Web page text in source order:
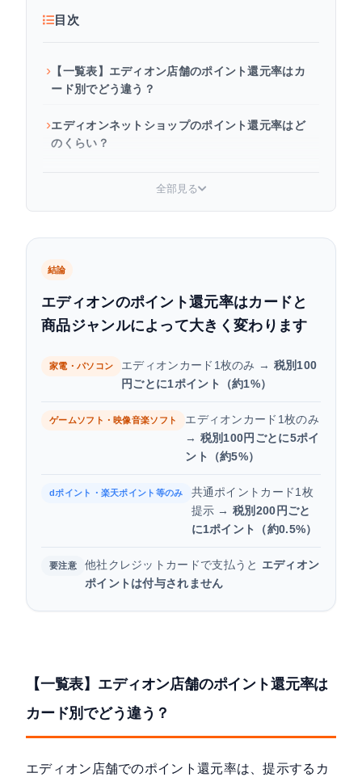
目次
【一覧表】エディオン店舗のポイント還元率はカ
ード別でどう違う？
エディオンネットショップのポイント還元率はど
のくらい？
エディオンで買う前に価格推移もチェックしよう
まとめ：エディオンのポイント還元率を整理しよ
全部見る
結論
エディオンのポイント還元率はカードと
商品ジャンルによって大きく変わります
家電・パソコン エディオンカード1枚のみ → 税別100
円ごとに1ポイント（約1%）
ゲームソフト・映像音楽ソフト
エディオンカード1枚のみ
→ 税別100円ごとに5ポイ
ント（約5%）
dポイント・楽天ポイント等のみ
共通ポイントカード1枚
提示 →税別200円ごと
に1ポイント（約0.5%）
要注意 他社クレジットカードで支払うと エディオン
ポイントは付与されません
【一覧表】エディオン店舗のポイント還元率は
カード別でどう違う？
エディオン店舗でのポイント還元率は、提示するカ